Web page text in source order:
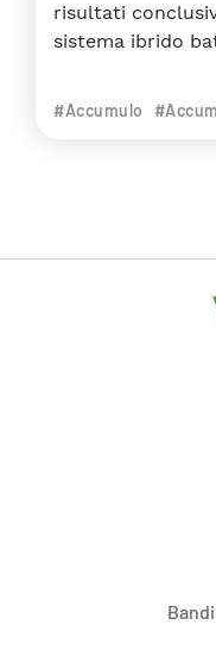
risultati
sistema ibrido
#Accumulo